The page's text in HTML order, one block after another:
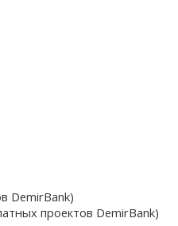
DemirBank)
проектов DemirBank)